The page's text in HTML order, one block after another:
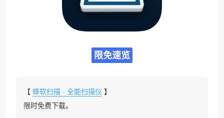
限免速览
【 蜂软扫描 - 全能扫描仪 】
限时免费下载。